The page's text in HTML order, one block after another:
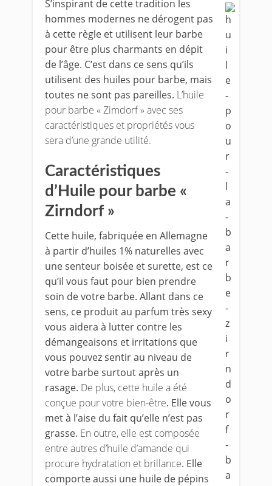
S’inspirant de cette tradition les
hommes modernes ne dérogent pas
à cette règle et utilisent leur barbe
pour être plus charmants en dépit
de l’âge. C’est dans ce sens qu’ils
utilisent des huiles pour barbe, mais
toutes ne sont pas pareilles. L’huile
pour barbe « Zimdorf » avec ses
caractéristiques et propriétés vous
sera d’une grande utilité.
Caractéristiques
d’Huile pour barbe «
Zirndorf »
Cette huile, fabriquée en Allemagne
à partir d’huiles 1% naturelles avec
une senteur boisée et surette, est ce
qu’il vous faut pour bien prendre
soin de votre barbe. Allant dans ce
sens, ce produit au parfum très sexy
vous aidera à lutter contre les
démangeaisons et irritations que
vous pouvez sentir au niveau de
votre barbe surtout après un
rasage. De plus, cette huile a été
conçue pour votre bien-être. Elle vous
met à l’aise du fait qu’elle n’est pas
grasse. En outre, elle est composée
entre autres d’huile d’amande qui
procure hydratation et brillance. Elle
comporte aussi une huile de pépins